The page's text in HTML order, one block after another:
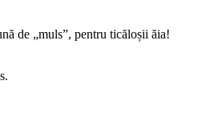
de „muls”, pentru ticăloșii ăia!